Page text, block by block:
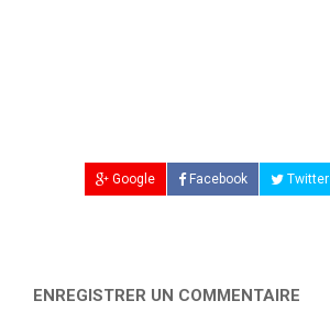
Google Facebook Twitter
ENREGISTRER UN COMMENTAIRE